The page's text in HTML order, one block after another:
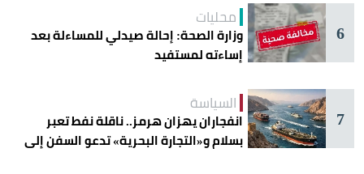
6
محليات
وزارة الصحة: إحالة صيدلي للمساءلة بعد
إساءته لمستفيد
7
السياسة
انفجاران يهزان هرمز.. ناقلة نفط تعبر
بسلام و«التجارة البحرية» تدعو السفن إلى